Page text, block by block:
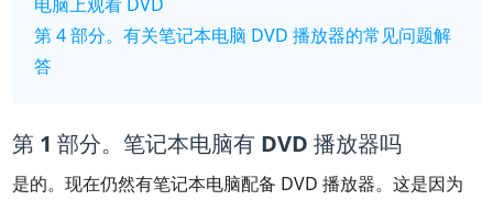
第 4 部分。有关笔记本电脑 DVD 播放器的常见问题解
答
第 1 部分。笔记本电脑有 DVD 播放器吗
是的。现在仍然有笔记本电脑配备 DVD 播放器。这是因为